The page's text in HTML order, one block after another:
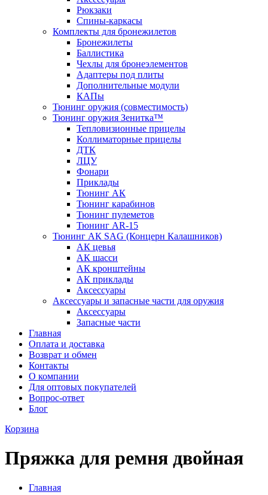
Рюкзаки
Спины-каркасы
Комплекты для бронежилетов
Бронежилеты
Баллистика
Чехлы для бронеэлементов
Адаптеры под плиты
Дополнительные модули
КАПы
Тюнинг оружия (совместимость)
Тюнинг оружия Зенитка™
Тепловизионные прицелы
Коллиматорные прицелы
ДТК
ЛЦУ
Фонари
Приклады
Тюнинг АК
Тюнинг карабинов
Тюнинг пулеметов
Тюнинг AR-15
Тюнинг АК SAG (Концерн Калашников)
АК цевья
АК шасси
АК кронштейны
АК приклады
Аксессуары
Аксессуары и запасные части для оружия
Аксессуары
Запасные части
Главная
Оплата и доставка
Возврат и обмен
Контакты
О компании
Для оптовых покупателей
Вопрос-ответ
Блог
Корзина
Пряжка для ремня двойная
Главная